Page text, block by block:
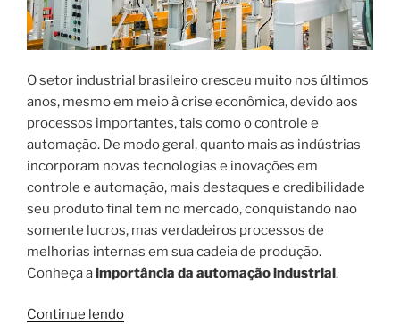
O setor industrial brasileiro cresceu muito nos últimos
anos, mesmo em meio à crise econômica, devido aos
processos importantes, tais como o controle e
automação. De modo geral, quanto mais as indústrias
incorporam novas tecnologias e inovações em
controle e automação, mais destaques e credibilidade
seu produto final tem no mercado, conquistando não
somente lucros, mas verdadeiros processos de
melhorias internas em sua cadeia de produção.
Conheça aimportância da automação industrial.
Continue lendo“A